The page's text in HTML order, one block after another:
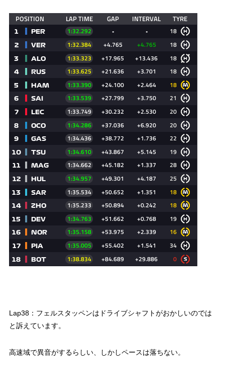
Lap38：フェルスタッペンはドライブシャフトがおかしいのでは
と訴えています。
高速域で異音がするらしい、しかしペースは落ちない。